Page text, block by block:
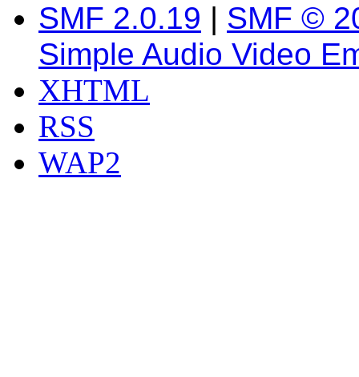
SMF 2.0.19 | SMF ©
Simple Audio Video
XHTML
RSS
WAP2